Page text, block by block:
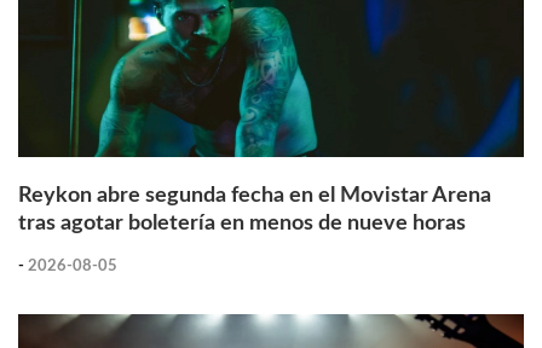
Reykon abre segunda fecha en el Movistar Arena
tras agotar boletería en menos de nueve horas
- 2026-08-05